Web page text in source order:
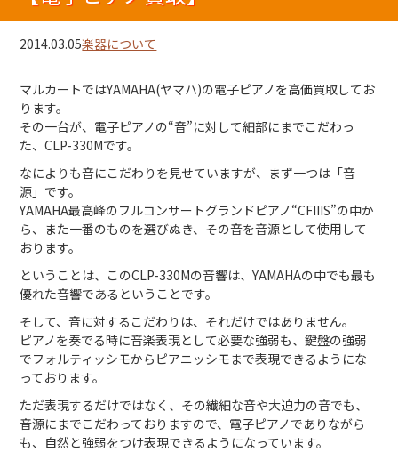
2014.03.05楽器について
マルカートではYAMAHA(ヤマハ)の電子ピアノを高価買取してお
ります。
その一台が、電子ピアノの“音”に対して細部にまでこだわっ
た、CLP-330Mです。
なによりも音にこだわりを見せていますが、まず一つは「音
源」です。
YAMAHA最高峰のフルコンサートグランドピアノ“CFIIIS”の中か
ら、また一番のものを選びぬき、その音を音源として使用して
おります。
ということは、このCLP-330Mの音響は、YAMAHAの中でも最も
優れた音響であるということです。
そして、音に対するこだわりは、それだけではありません。
ピアノを奏でる時に音楽表現として必要な強弱も、鍵盤の強弱
でフォルティッシモからピアニッシモまで表現できるようにな
っております。
ただ表現するだけではなく、その繊細な音や大迫力の音でも、
音源にまでこだわっておりますので、電子ピアノでありながら
も、自然と強弱をつけ表現できるようになっています。